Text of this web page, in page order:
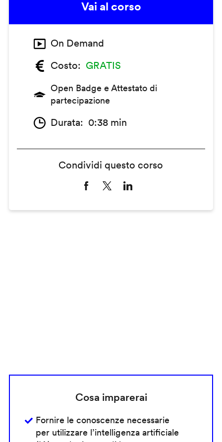
Vai al corso
On Demand
Costo
GRATIS
Open Badge e Attestato di
partecipazione
Durata 0:38 min
Condividi questo corso
Cosa imparerai
Fornire le conoscenze necessarie
per utilizzare l’intelligenza artificiale